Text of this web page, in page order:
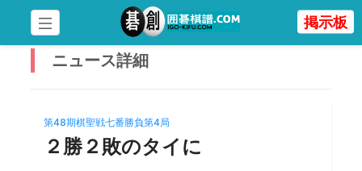
掲示板
ニュース詳細
第48期棋聖戦七番勝負第4局
２勝２敗のタイに